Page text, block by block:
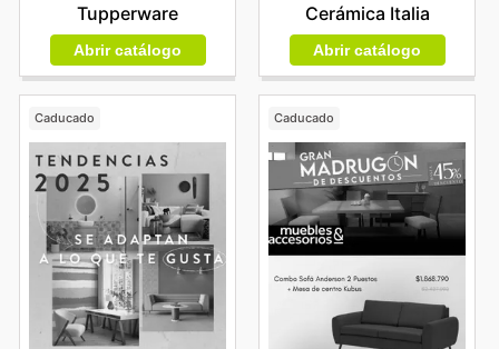
Tupperware
Abrir catálogo
Cerámica Italia
Abrir catálogo
Caducado Caducado